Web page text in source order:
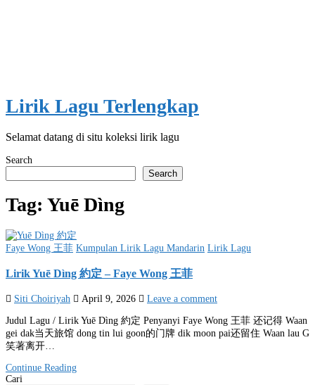
Lirik Lagu Terlengkap
Selamat datang di situ koleksi lirik lagu
Search
Search
Tag: Yuē Dìng
Posted
Faye Wong 王菲 Kumpulan Lirik Lagu Mandarin Lirik Lagu
Lirik Yuē Dìng 約定 – Faye Wong 王菲
Siti Choiriyah April 9, 2026 Leave a comment
Judul Lagu / Lirik Yuē Dìng 約定 Penyanyi Faye Wong 王菲 还记得 Waan
gei dak当天旅馆 dong tin lui goon的门牌 dik moon pai还留住 Waan lau G
笑著离开…
Continue Reading
Cari